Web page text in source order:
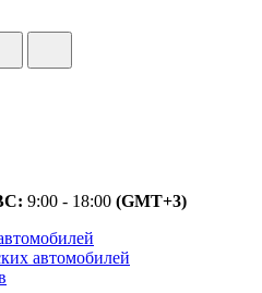
9:00 - 18:00 (GMT+3)
автомобилей